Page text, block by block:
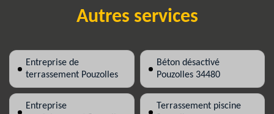
Autres services
Entreprise de
terrassement Pouzolles
Béton désactivé
Pouzolles 34480
Entreprise
Terrassement piscine